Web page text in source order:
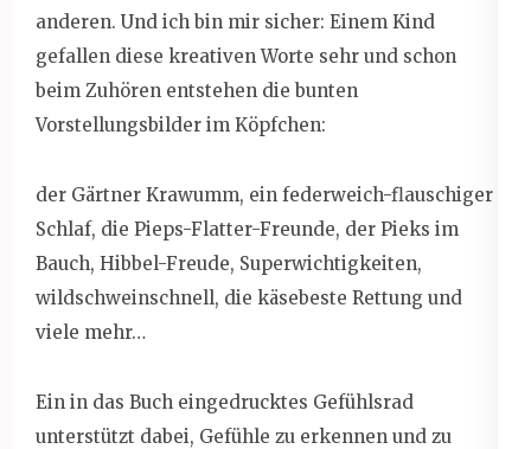
anderen. Und ich bin mir sicher: Einem Kind
gefallen diese kreativen Worte sehr und schon
beim Zuhören entstehen die bunten
Vorstellungsbilder im Köpfchen:
der Gärtner Krawumm, ein federweich-flauschiger
Schlaf, die Pieps-Flatter-Freunde, der Pieks im
Bauch, Hibbel-Freude, Superwichtigkeiten,
wildschweinschnell, die käsebeste Rettung und
viele mehr…
Ein in das Buch eingedrucktes Gefühlsrad
unterstützt dabei, Gefühle zu erkennen und zu